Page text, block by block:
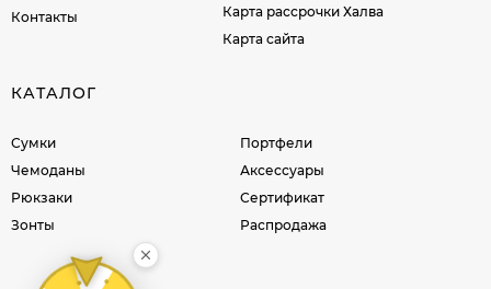
Контакты
Карта рассрочки Халва
Карта сайта
КАТАЛОГ
Сумки
Чемоданы
Рюкзаки
Зонты
Портфели
Аксессуары
Сертификат
Распродажа